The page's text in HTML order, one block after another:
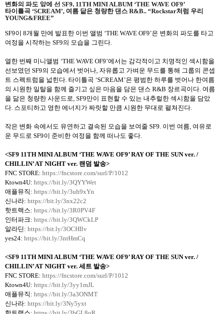
변화의 파도 앞에 선 SF9, 11TH MINI ALBUM ‘THE WAVE OF9’
타이틀곡 ‘SCREAM’, 여름 닮은 청량한 댄스 R&B.. “Rockstar처럼 우리
YOUNG&FREE”
SF9이 8개월 만에 발표한 이번 앨범 ‘THE WAVE OF9’은 변화의 파도를 타고
여정을 시작하는 SF9의 모습을 그린다.
열한 번째 미니앨범 ‘THE WAVE OF9’에서는 감각적이고 치명적인 섹시함을
선보였던 SF9의 모습에서 벗어나, 자유롭고 가벼운 무드를 통해 그룹의 콘셉
트 스펙트럼을 넓힌다. 타이틀곡 ‘SCREAM’은 평범한 하루를 벗어나 한여름
의 시원한 일탈을 함께 즐기고 싶은 마음을 담은 댄스 R&B 장르곡이다. 여름
을 닮은 청량한 사운드로, SF9만이 표현할 수 있는 내추럴한 섹시함을 담았
다. 스포티하고 영한 에너지가 짜릿할 만큼 시원한 무대로 펼쳐진다.
작은 변화 속에서도 유연하고 결속된 모습을 보여줄 SF9. 이번 여름, 여유로
운 무드로 SF9이 준비한 여정을 함께 떠나도 좋다.
<SF9 11TH MINI ALBUM ‘THE WAVE OF9’ RAY OF THE SUN ver. /
CHILLIN’ AT NIGHT ver. 랜덤 발송>
FNC STORE: https://fncstore.com/surl/P/1012
Ktown4U: https://bit.ly/3QYYWet
애플뮤직 : https://bit.ly/3uh9xYn
신나라: https://bit.ly/3nx22c2
핫트랙스: https://bit.ly/3R0PV4F
인터파크: https://bit.ly/3QWCkLP
알라딘 : https://bit.ly/3OCHIlv
yes24: https://bit.ly/3nrHmCq
<SF9 11TH MINI ALBUM ‘THE WAVE OF9’ RAY OF THE SUN ver. /
CHILLIN’ AT NIGHT ver. 세트 발송>
FNC STORE: https://fncstore.com/surl/P/1012
Ktown4U: https://bit.ly/3yy1mJL
애플뮤직 : https://bit.ly/3a3ONMT
신나라: https://bit.ly/3Ny5yxt